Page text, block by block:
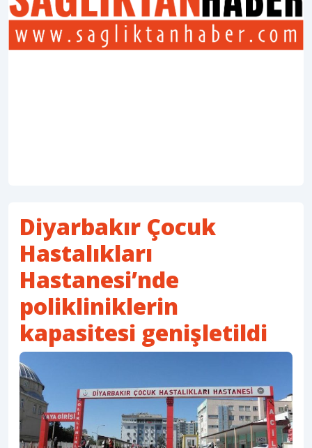
Diyarbakır Çocuk
Hastalıkları
Hastanesi’nde
polikliniklerin
kapasitesi genişletildi